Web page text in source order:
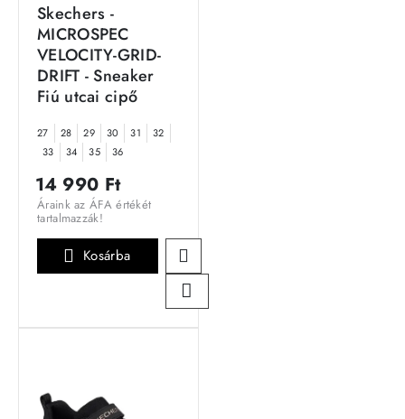
Skechers -
MICROSPEC
VELOCITY-GRID-
DRIFT - Sneaker
Fiú utcai cipő
27 28 29 30 31
32
33
34 35 36
14 990 Ft
Áraink az ÁFA értékét
tartalmazzák!
Kosárba